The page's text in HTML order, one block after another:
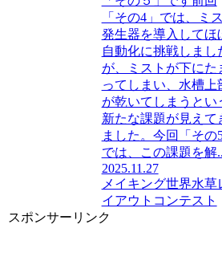
「その4」では、ミ
発生器を導入してほ
自動化に挑戦しまし
が、ミストが下にた
ってしまい、水槽上
が乾いてしまうとい
新たな課題が見えて
ました。今回「その5
では、この課題を解
2025.11.27
メイキング世界水草
イアウトコンテスト
スポンサーリンク